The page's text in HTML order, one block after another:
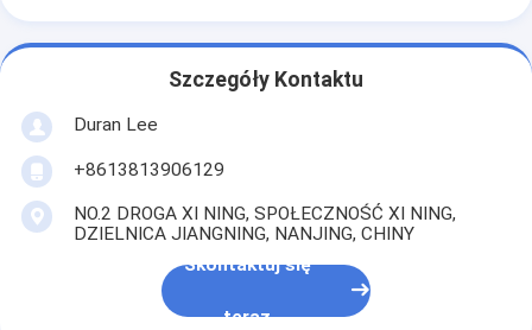
Szczegóły Kontaktu
Duran Lee
+8613813906129
NO.2 DROGA XI NING, SPOŁECZNOŚĆ XI NING,
DZIELNICA JIANGNING, NANJING, CHINY
Skontaktuj się
teraz